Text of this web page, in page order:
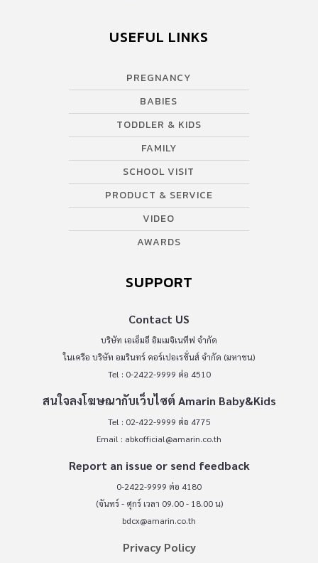
USEFUL LINKS
PREGNANCY
BABIES
TODDLER & KIDS
FAMILY
SCHOOL VISIT
PRODUCT & SERVICE
VIDEO
AWARDS
SUPPORT
Contact US
บริษัท เอเอ็มอี อิมเมจิเนทีฟ จำกัด
ในเครือ บริษัท อมรินทร์ คอร์เปอเรชั่นส์ จำกัด (มหาชน)
Tel : 0-2422-9999 ต่อ 4510
สนใจลงโฆษณากับเว็บไซต์ Amarin Baby&Kids
Tel : 02-422-9999 ต่อ 4775
Email : abkofficial@amarin.co.th
Report an issue or send feedback
0-2422-9999 ต่อ 4180
(จันทร์ - ศุกร์ เวลา 09.00 - 18.00 น)
bdcx@amarin.co.th
Privacy Policy